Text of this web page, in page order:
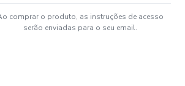
comprar o produto, as instruções de acesso
serão enviadas para o seu email.